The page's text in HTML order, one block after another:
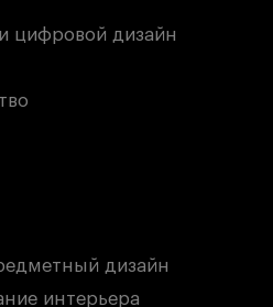
цифровой дизайн
дизайн
интерьера